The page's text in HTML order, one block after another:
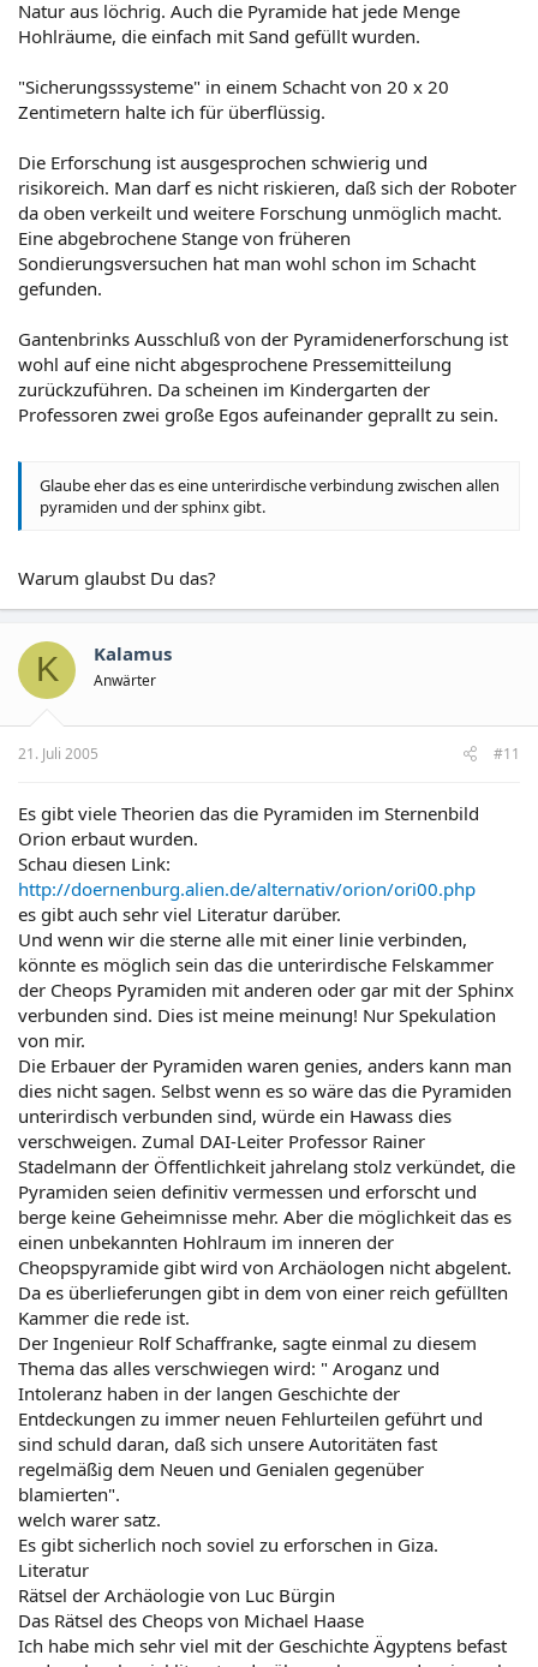
Natur aus löchrig. Auch die Pyramide hat jede Menge
Hohlräume, die einfach mit Sand gefüllt wurden.
"Sicherungsssysteme" in einem Schacht von 20 x 20
Zentimetern halte ich für überflüssig.
Die Erforschung ist ausgesprochen schwierig und
risikoreich. Man darf es nicht riskieren, daß sich der Roboter
da oben verkeilt und weitere Forschung unmöglich macht.
Eine abgebrochene Stange von früheren
Sondierungsversuchen hat man wohl schon im Schacht
gefunden.
Gantenbrinks Ausschluß von der Pyramidenerforschung ist
wohl auf eine nicht abgesprochene Pressemitteilung
zurückzuführen. Da scheinen im Kindergarten der
Professoren zwei große Egos aufeinander geprallt zu sein.
Glaube eher das es eine unterirdische verbindung zwischen allen
pyramiden und der sphinx gibt.
Warum glaubst Du das?
K Kalamus
Anwärter
21. Juli 2005 #11
Es gibt viele Theorien das die Pyramiden im Sternenbild
Orion erbaut wurden.
Schau diesen Link:
http://doernenburg.alien.de/alternativ/orion/ori00.php
es gibt auch sehr viel Literatur darüber.
Und wenn wir die sterne alle mit einer linie verbinden,
könnte es möglich sein das die unterirdische Felskammer
der Cheops Pyramiden mit anderen oder gar mit der Sphinx
verbunden sind. Dies ist meine meinung! Nur Spekulation
von mir.
Die Erbauer der Pyramiden waren genies, anders kann man
dies nicht sagen. Selbst wenn es so wäre das die Pyramiden
unterirdisch verbunden sind, würde ein Hawass dies
verschweigen. Zumal DAI-Leiter Professor Rainer
Stadelmann der Öffentlichkeit jahrelang stolz verkündet, die
Pyramiden seien definitiv vermessen und erforscht und
berge keine Geheimnisse mehr. Aber die möglichkeit das es
einen unbekannten Hohlraum im inneren der
Cheopspyramide gibt wird von Archäologen nicht abgelent.
Da es überlieferungen gibt in dem von einer reich gefüllten
Kammer die rede ist.
Der Ingenieur Rolf Schaffranke, sagte einmal zu diesem
Thema das alles verschwiegen wird: " Aroganz und
Intoleranz haben in der langen Geschichte der
Entdeckungen zu immer neuen Fehlurteilen geführt und
sind schuld daran, daß sich unsere Autoritäten fast
regelmäßig dem Neuen und Genialen gegenüber
blamierten".
welch warer satz.
Es gibt sicherlich noch soviel zu erforschen in Giza.
Literatur
Rätsel der Archäologie von Luc Bürgin
Das Rätsel des Cheops von Michael Haase
Ich habe mich sehr viel mit der Geschichte Ägyptens befast